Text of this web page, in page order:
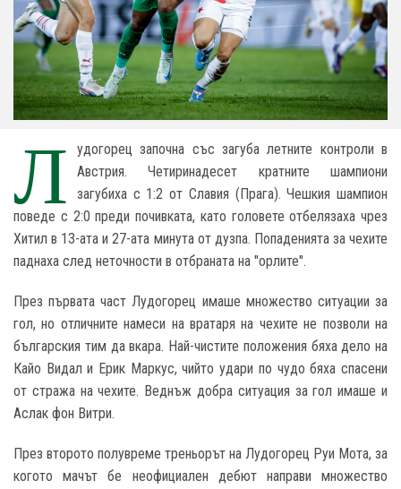
Л
удогорец започна със загуба летните контроли в
Австрия. Четиринадесет кратните шампиони
загубиха с 1:2 от Славия (Прага). Чешкия шампион
поведе с 2:0 преди почивката, като головете отбелязаха чрез
Хитил в 13-ата и 27-ата минута от дузпа. Попаденията за чехите
паднаха след неточности в отбраната на "орлите".
През първата част Лудогорец имаше множество ситуации за
гол, но отличните намеси на вратаря на чехите не позволи на
българския тим да вкара. Най-чистите положения бяха дело на
Кайо Видал и Ерик Маркус, чийто удари по чудо бяха спасени
от стража на чехите. Веднъж добра ситуация за гол имаше и
Аслак фон Витри.
През второто полувреме треньорът на Лудогорец Руи Мота, за
когото мачът бе неофициален дебют направи множество